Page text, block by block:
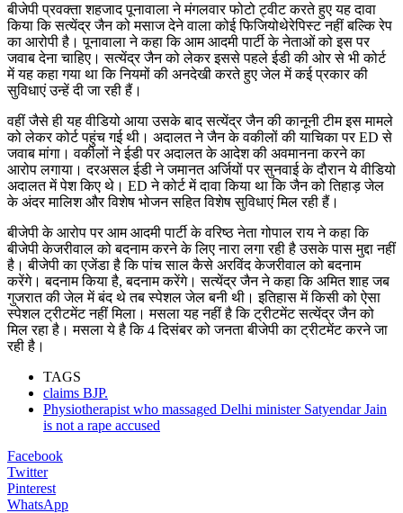
बीजेपी प्रवक्ता शहजाद पूनावाला ने मंगलवार फोटो ट्वीट करते हुए यह दावा
किया कि सत्येंद्र जैन को मसाज देने वाला कोई फिजियोथेरेपिस्ट नहीं बल्कि रेप
का आरोपी है। पूनावाला ने कहा कि आम आदमी पार्टी के नेताओं को इस पर
जवाब देना चाहिए। सत्येंद्र जैन को लेकर इससे पहले ईडी की ओर से भी कोर्ट
में यह कहा गया था कि नियमों की अनदेखी करते हुए जेल में कई प्रकार की
सुविधाएं उन्हें दी जा रही हैं।
वहीं जैसे ही यह वीडियो आया उसके बाद सत्येंद्र जैन की कानूनी टीम इस मामले
को लेकर कोर्ट पहुंच गई थी। अदालत ने जैन के वकीलों की याचिका पर ED से
जवाब मांगा। वकीलों ने ईडी पर अदालत के आदेश की अवमानना करने का
आरोप लगाया। दरअसल ईडी ने जमानत अर्जियों पर सुनवाई के दौरान ये वीडियो
अदालत में पेश किए थे। ED ने कोर्ट में दावा किया था कि जैन को तिहाड़ जेल
के अंदर मालिश और विशेष भोजन सहित विशेष सुविधाएं मिल रही हैं।
बीजेपी के आरोप पर आम आदमी पार्टी के वरिष्ठ नेता गोपाल राय ने कहा कि
बीजेपी केजरीवाल को बदनाम करने के लिए नारा लगा रही है उसके पास मुद्दा नहीं
है। बीजेपी का एजेंडा है कि पांच साल कैसे अरविंद केजरीवाल को बदनाम
करेंगे। बदनाम किया है, बदनाम करेंगे। सत्येंद्र जैन ने कहा कि अमित शाह जब
गुजरात की जेल में बंद थे तब स्पेशल जेल बनी थी। इतिहास में किसी को ऐसा
स्पेशल ट्रीटमेंट नहीं मिला। मसला यह नहीं है कि ट्रीटमेंट सत्येंद्र जैन को
मिल रहा है। मसला ये है कि 4 दिसंबर को जनता बीजेपी का ट्रीटमेंट करने जा
रही है।
TAGS
claims BJP.
Physiotherapist who massaged Delhi minister Satyendar Jain
is not a rape accused
Facebook
Twitter
Pinterest
WhatsApp